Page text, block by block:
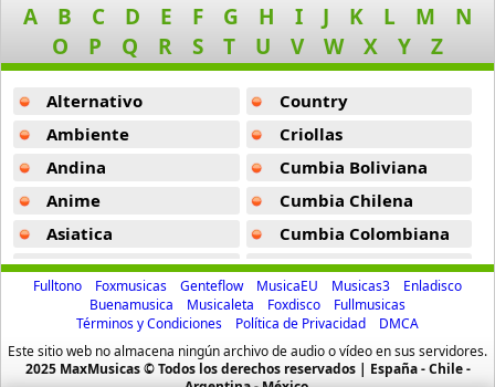
Audio El Sonido Musikal
3 músicas online
Babilonia
Baby Karen
17 músicas online
Baby Ranks
16 músicas online
Baby Rasta
21 músicas online
Easy -
Jhay Cortez
Medusa -Jhay Cortez
Como Se Siente (Remix) -
Jhay Cortez
Pegate (Remix) -
Fiel (Remix) -
Kobe En La -Jhay Cortez
Los Bandoleros -Jhay Cortez
Fiel -Jhay Cortez
A
B C D E F G H I J K L M
N
O
P Q R S T U V W X Y Z
Alternativo
Ambiente
Andina
Anime
Asiatica
Atevip
Bachatas
Baladas
Baladas De Oro
Country
Criollas
Cumbia Boliviana
Cumbia Chilena
Cumbia Colombiana
Cumbia Ecuatoriana
Cumbia Mexicana
Cumbia Pop
Cumbia Surena
Fulltono Foxmusicas Genteflow MusicaEU Musicas3
Enladisco
Buenamusica
Musicaleta Foxdisco
Fullmusicas
Términos y Condiciones
Política de Privacidad
DMCA
Este sitio web no almacena ningún archivo de audio o vídeo en sus servidores.
2025 MaxMusicas © Todos los derechos reservados | España - Chile -